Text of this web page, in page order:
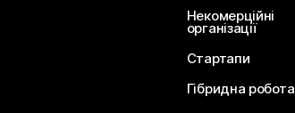
Некомерційні
організації
Стартапи
Гібридна робота